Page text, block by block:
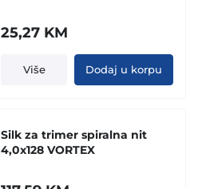
25,27 KM
Više Dodaj u korpu
Silk za trimer spiralna nit
4,0x128 VORTEX